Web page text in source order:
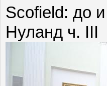
Scofield: до
Нуланд ч. III